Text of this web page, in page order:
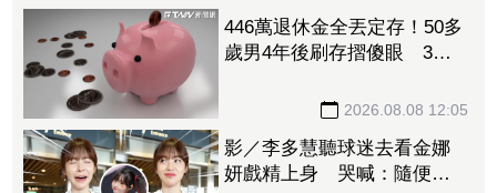
446萬退休金全丟定存！50多
歲男4年後刷存摺傻眼 3年
2026.08.08 12:05
影／李多慧聽球迷去看金娜
妍戲精上身 哭喊：隨便！